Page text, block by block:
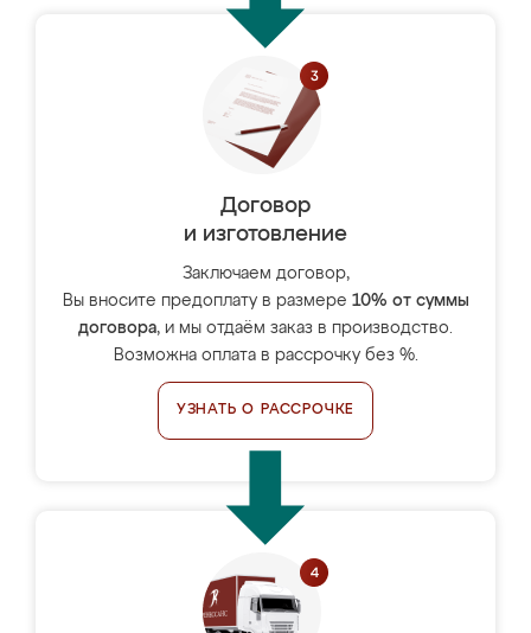
Договор
и изготовление
Заключаем договор,
Вы вносите предоплату в размере 10% от суммы
договора, и мы отдаём заказ в производство.
Возможна оплата в рассрочку без %.
УЗНАТЬ О РАССРОЧКЕ